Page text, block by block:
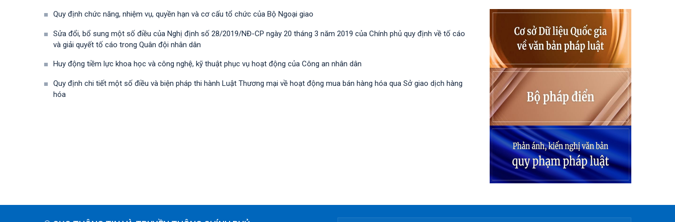
Quy định chức năng, nhiệm vụ, quyền hạn và cơ cấu tổ chức của Bộ Ngoại giao
Sửa đổi, bổ sung một số điều của Nghị định số 28/2019/NĐ-CР ngày 20 tháng 3 năm 2019 của Chính phủ quy định về tố cáo
và giải quyết tố cáo trong Quân đội nhân dân
Huy động tiềm lực khoa học và công nghệ, kỹ thuật phục vụ hoạt động của Công an nhân dân
Quy định chi tiết một số điều và biện pháp thi hành Luật Thương mại về hoạt động mua bán hàng hóa qua Sở giao dịch hàng
hóa